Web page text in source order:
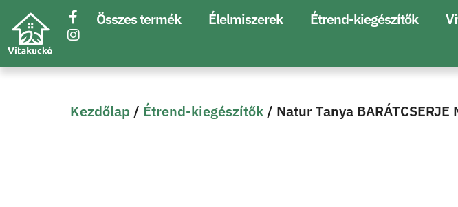
Összes termék Élelmiszerek Étrend-kiegészítők
Kezdőlap / Étrend-kiegészítők / Natur Tanya BARÁTCSERJE